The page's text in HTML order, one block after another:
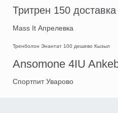
Тритрен 150
Mass It Апрелевка
Тренболон Энантат 100 дешево Кызыл
Ansomone 4IU
Спортпит Уварово